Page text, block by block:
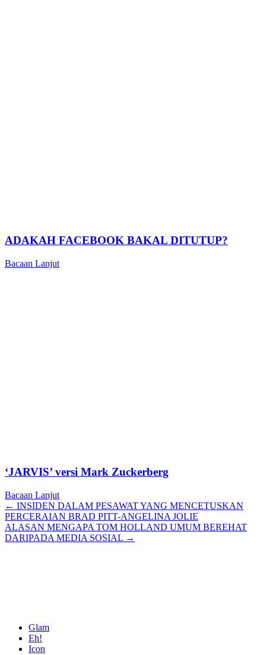
ADAKAH FACEBOOK BAKAL DITUTUP?
Bacaan Lanjut
‘JARVIS’ versi Mark Zuckerberg
Bacaan Lanjut
Posts
navigation
← INSIDEN DALAM PESAWAT YANG MENCETUSKAN
PERCERAIAN BRAD PITT-ANGELINA JOLIE
ALASAN MENGAPA TOM HOLLAND UMUM BEREHAT
DARIPADA MEDIA SOSIAL →
Glam
Eh!
Icon